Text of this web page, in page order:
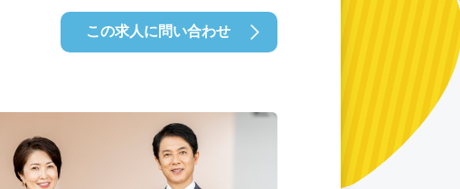
この求人に問い合わせ